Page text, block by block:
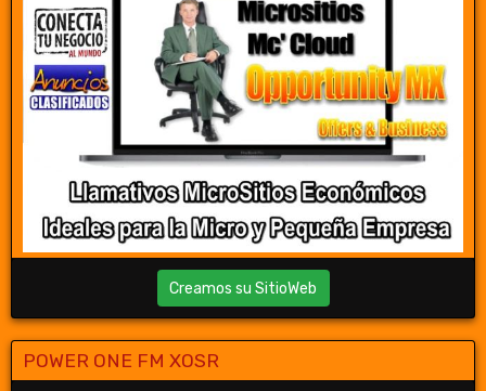
Creamos su SitioWeb
POWER ONE FM XOSR